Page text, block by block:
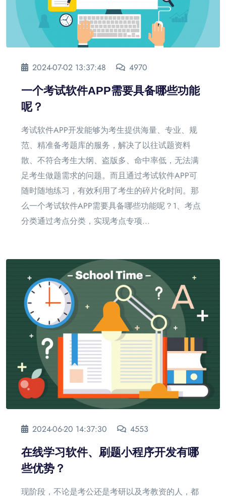
2024-07-02 13:37:48 4970
一个考试软件APP需要具备哪些功能
呢？
考试软件APP开发能够为考生提供海量、专业、规
范、精准备考题库的服务，解决了以往试题资料
散、不符合考生大纲、盗版多、命中率低，无法满
足考生做题需求的问题。而且通过考试软件APP可
随时随地练习，有效利用了考生的碎片化时间。那
么一个考试软件APP需要具备哪些功能呢？1、考点
分类通过考点分类，实现考点专项...
2024-06-20 14:37:30 4553
在线学习软件、刷题小程序开发有哪
些优势？
现阶段，不论是考公还是考研以及考教资的人，都